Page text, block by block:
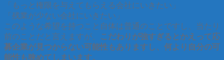
「もっと権限を与えてもらえる会社にいきたい」
「残業が少ない会社にいきたい」
このような希望を持つこと自体は普通のことですし、当たり
前のことだと言えますが、
こだわりが強すぎるとかえって応
募企業が見つからない可能性もありますし、何より自分の可
能性も狭めてしまいます。